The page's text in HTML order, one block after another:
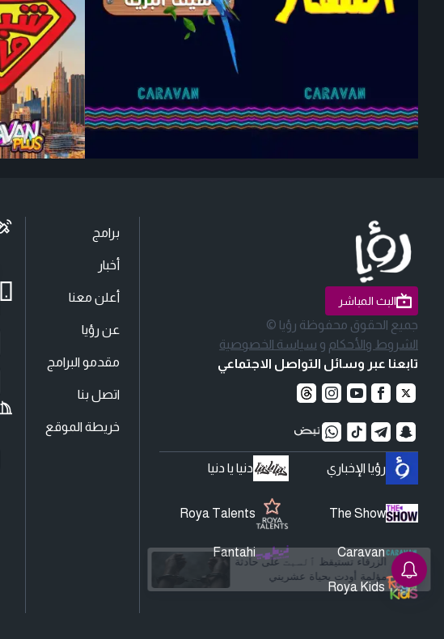
البث المباشر
جميع الحقوق محفوظة رؤيا ©
الشروط والأحكام و سياسة الخصوصية
تابعنا عبر وسائل التواصل الاجتماعي
رؤيا الإخباري دنيا يا دنيا
The Show
Roya Talents
Caravan
Fantahi
Roya Kids
برامج
أخبار
أعلن معنا
عن رؤيا
مقدمو البرامج
اتصل بنا
خريطة الموقع